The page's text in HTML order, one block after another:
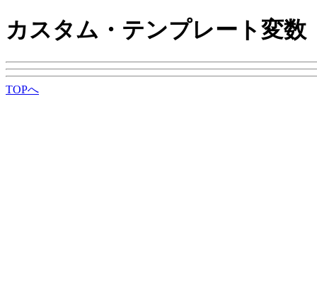
カスタム・テンプレート変数
TOPへ